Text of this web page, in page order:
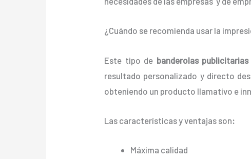
¿Cuándo se recomienda usar la
Este tipo de banderolas
resultado personalizado y directo
obteniendo un producto llamativo e
Las características y ventajas son:
Máxima calidad